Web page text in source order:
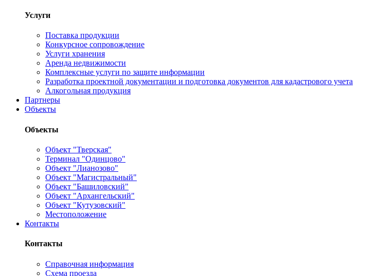
Услуги
Поставка продукции
Конкурсное сопровождение
Услуги хранения
Аренда недвижимости
Комплексные услуги по защите информации
Разработка проектной документации и подготовка документов для кадастрового учета
Алкогольная продукция
Партнеры
Объекты
Объекты
Объект "Тверская"
Терминал "Одинцово"
Объект "Лианозово"
Объект "Магистральный"
Объект "Башиловский"
Объект "Архангельский"
Объект "Кутузовский"
Местоположение
Контакты
Контакты
Справочная информация
Схема проезда